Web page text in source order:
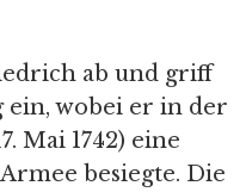
ab und griff
ein, wobei er in der
Mai 1742) eine
besiegte. Die